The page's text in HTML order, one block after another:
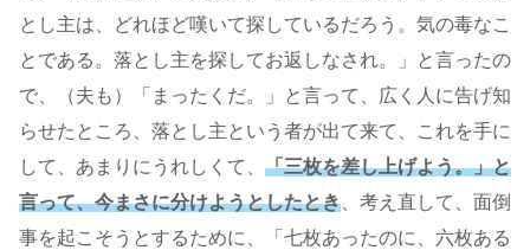
とし主は、どれほど嘆いて探しているだろう。気の毒なこ
とである。落とし主を探してお返しなされ。」と言ったの
で、（夫も）「まったくだ。」と言って、広く人に告げ知
らせたところ、落とし主という者が出て来て、これを手に
して、あまりにうれしくて、 「三枚を差し上げよう。」と
言って、今まさに分けようとしたとき 、考え直して、面倒
事を起こそうとするために、「七枚あったのに、六枚ある